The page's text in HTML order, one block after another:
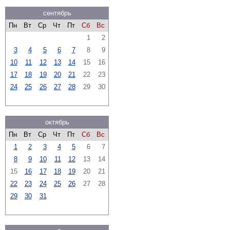
сентябрь
Пн
Вт Ср Чт Пт Сб
Вс
1
2
3
4 5 6 7 8
9
10
11 12 13 14 15
16
17
18 19 20 21 22
23
24
25 26 27 28 29 30
октябрь
Пн
Вт Ср Чт Пт Сб
Вс
1
2 3 4 5 6
7
8
9 10 11 12 13
14
15
16 17 18 19 20
21
22
23 24 25 26 27
28
29
30 31